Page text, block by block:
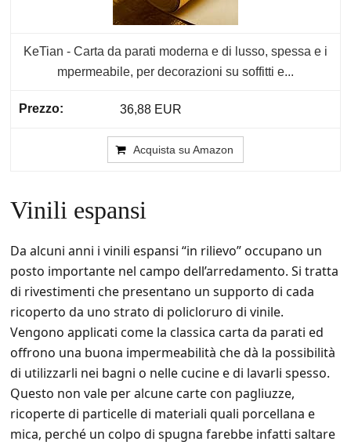
KeTian - Carta da parati moderna e di lusso, spessa e i
mpermeabile, per decorazioni su soffitti e...
36,88 EUR
Acquista su Amazon
Vinili espansi
Da alcuni anni i vinili espansi “in rilievo” occupano un
posto importante nel campo dell’arredamento. Si tratta
di rivestimenti che presentano un supporto di cada
ricoperto da uno strato di policloruro di vinile.
Vengono applicati come la classica carta da parati ed
offrono una buona impermeabilità che dà la possibilità
di utilizzarli nei bagni o nelle cucine e di lavarli spesso.
Questo non vale per alcune carte con pagliuzze,
ricoperte di particelle di materiali quali porcellana e
mica, perché un colpo di spugna farebbe infatti saltare